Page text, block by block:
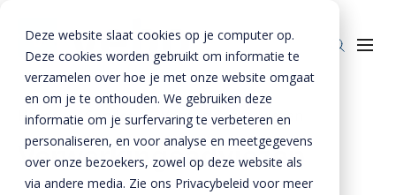
Deze website slaat cookies op je computer op.
Deze cookies worden gebruikt om informatie te
verzamelen over hoe je met onze website omgaat
en om je te onthouden. We gebruiken deze
informatie om je surfervaring te verbeteren en
personaliseren, en voor analyse en meetgegevens
over onze bezoekers, zowel op deze website als
via andere media. Zie ons Privacybeleid voor meer
Producten
Beton
BTE Groep
Home» Service»Verwerkingsadviezen
Verwerkingsadviezen